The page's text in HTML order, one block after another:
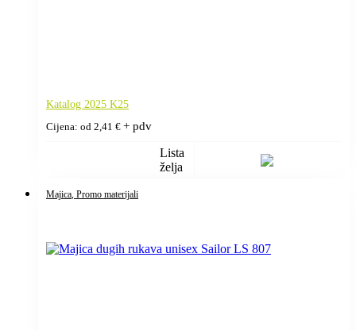
Katalog 2025 K25
Cijena: od 2,41 € + pdv
Lista
želja
Majica, Promo materijali